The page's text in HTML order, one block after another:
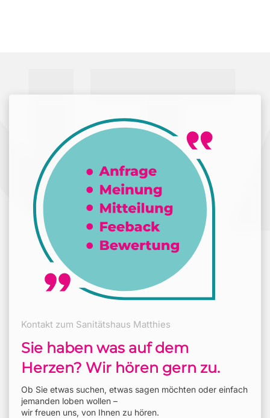
Kontakt zum Sanitätshaus Matthies
Sie haben was auf dem
Herzen? Wir hören gern zu.
Ob Sie etwas suchen, etwas sagen möchten oder einfach
jemanden loben wollen –
wir freuen uns, von Ihnen zu hören.